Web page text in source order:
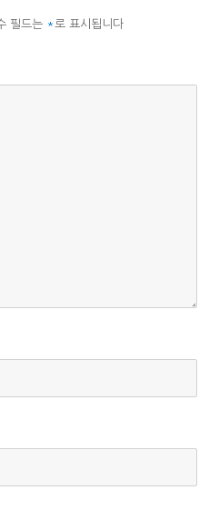
필드는 * 로 표시됩니다